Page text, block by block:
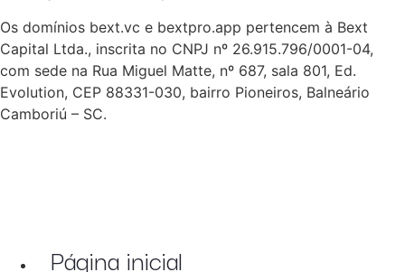
Os domínios bext.vc e bextpro.app pertencem à Bext
Capital Ltda., inscrita no CNPJ nº 26.915.796/0001-04,
com sede na Rua Miguel Matte, nº 687, sala 801, Ed.
Evolution, CEP 88331-030, bairro Pioneiros, Balneário
Camboriú – SC.
Página inicial